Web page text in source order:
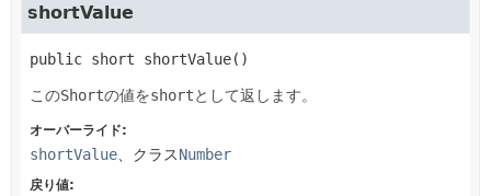
shortValue
public short shortValue()
このShortの値をshortとして返します。
オーバーライド:
shortValue 、クラスNumber
戻り値: